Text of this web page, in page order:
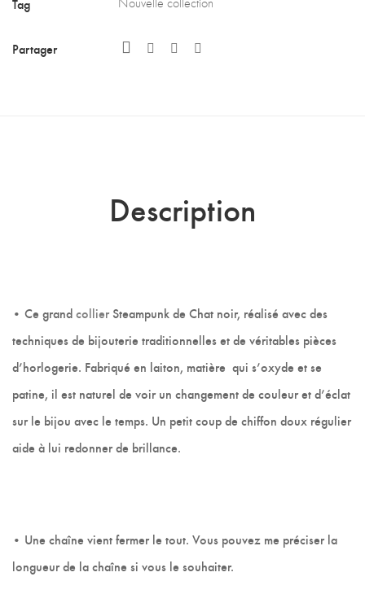
sont
Tag Nouvelle collection
Partager
Description
• Ce grandcollierSteampunk de Chat noir, réalisé avec des
techniques de bijouterie traditionnelles et de véritables pièces
d’horlogerie. Fabriqué en laiton, matière qui s’oxyde et se
patine, il est naturel de voir un changement de couleur et d’éclat
sur le bijou avec le temps. Un petit coup de chiffon doux régulier
aide à lui redonner de brillance.
• Une chaîne vient fermer le tout. Vous pouvez me préciser la
longueur de la chaîne si vous le souhaiter.